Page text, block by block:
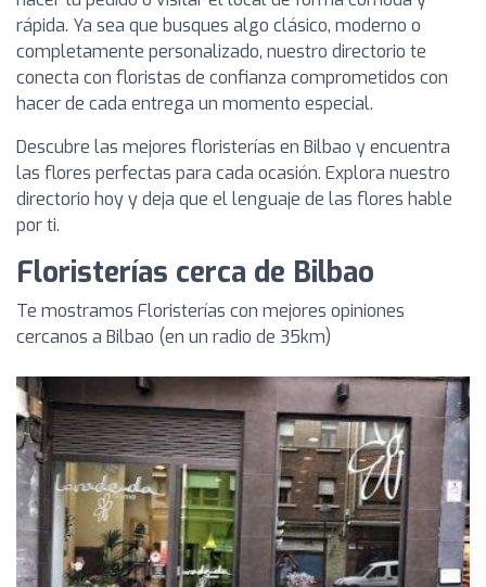
rápida. Ya sea que busques algo clásico, moderno o
completamente personalizado, nuestro directorio te
conecta con floristas de confianza comprometidos con
hacer de cada entrega un momento especial.
Descubre las mejores floristerías en Bilbao y encuentra
las flores perfectas para cada ocasión. Explora nuestro
directorio hoy y deja que el lenguaje de las flores hable
por ti.
Floristerías cerca de Bilbao
Te mostramos Floristerías con mejores opiniones
cercanos a Bilbao (en un radio de 35km)